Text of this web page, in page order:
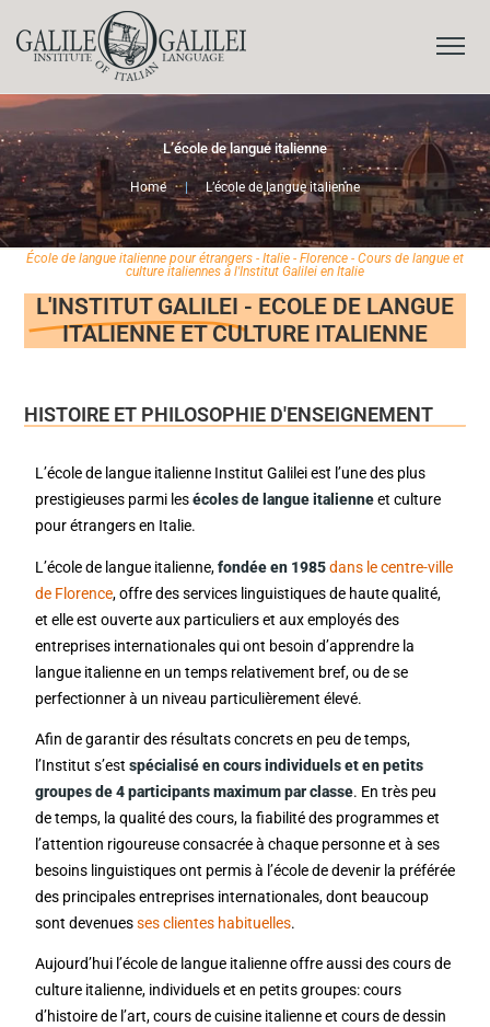
L’école de langue italienne
Home | L’école de langue italienne
École de langue italienne pour étrangers - Italie - Florence - Cours de langue et
culture italiennes à l'Institut Galilei en Italie
L'INSTITUT GALILEI - ECOLE DE LANGUE
ITALIENNE ET CULTURE ITALIENNE
HISTOIRE ET PHILOSOPHIE D'ENSEIGNEMENT
L’école de langue italienne Institut Galilei est l’une des plus
prestigieuses parmi lesécoles de langue italienneet culture
pour étrangers en Italie.
L’école de langue italienne,fondée en 1985dans le centre-ville
de Florence, offre des services linguistiques de haute qualité,
et elle est ouverte aux particuliers et aux employés des
entreprises internationales qui ont besoin d’apprendre la
langue italienne en un temps relativement bref, ou de se
perfectionner à un niveau particulièrement élevé.
Afin de garantir des résultats concrets en peu de temps,
l’Institut s’est spécialisé en cours individuels et en petits
groupes de 4 participants maximum par classe. En très peu
de temps, la qualité des cours, la fiabilité des programmes et
l’attention rigoureuse consacrée à chaque personne et à ses
besoins linguistiques ont permis à l’école de devenir la préférée
des principales entreprises internationales, dont beaucoup
sont devenuesses clientes habituelles.
Aujourd’hui l’école de langue italienne offre aussi des cours de
culture italienne, individuels et en petits groupes: cours
d’histoire de l’art, cours de cuisine italienne et cours de dessin